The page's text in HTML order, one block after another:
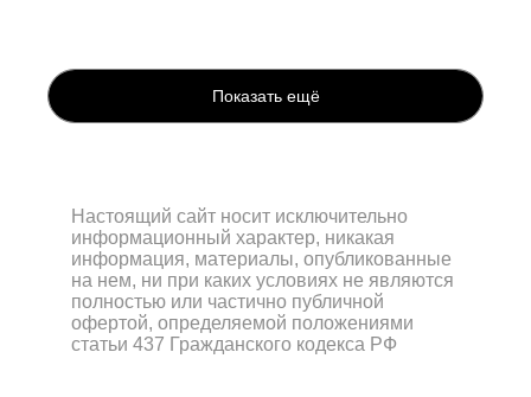
Показать ещё
Настоящий сайт носит исключительно
информационный характер, никакая
информация, материалы, опубликованные
на нем, ни при каких условиях не являются
полностью или частично публичной
офертой, определяемой положениями
статьи 437 Гражданского кодекса РФ